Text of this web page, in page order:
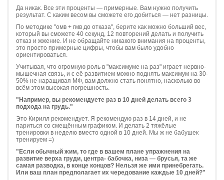
Да никак. Все эти проценты — примерные. Вам нужно получить
результат. С каким весом вы сможете его добиться — нет разницы.
По методике "омв + гмв до отказа", берите как можно больший вес,
который вы сможете 40 секунд, 12 повторений делать и получить
отказ и жжение. И не обращайте никакого внимания на проценты,
это просто примерные цифры, чтобы вам было удобно
ориентироваться.
Учитывая, что огромную роль в "максимуме на раз" играет нервно-
мышечная связь, и с её развитием можно поднять максимум на 30-
50% не наращивая МФ, вам должно стать понятно, насколько во
всём этом высокая погрешность.
"Например, вы рекомендуете раз в 10 дней делать всего 3
подхода на грудь."
Это Кирилл рекомендует. Я рекомендую раз в 14 дней, и не
париться со смещённым графиком. И делать 2 тяжёлые
тренировки в неделю вместо одной в 10 дней. Мы ж не бабушек
тренируем =)
"Если обычный жим, то где в вашем плане упражнения на
развитие верха груди, центра- бабочка, низа — брусья, та же
самая разводка, в конце концов? Нельзя же ими принебрегать.
Или ваш план предполагает их чередование каждые 10 дней?"